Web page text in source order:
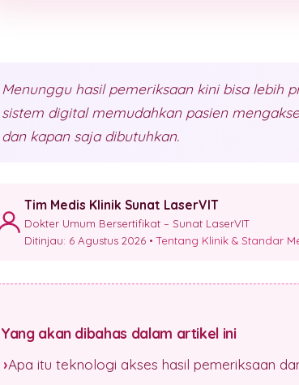
Menunggu hasil pemeriksaan kini bisa lebih
sistem digital memudahkan pasien
dan kapan saja dibutuhkan.
Tim Medis Klinik Sunat LaserVIT
Dokter Umum Bersertifikat – Sunat LaserVIT
Ditinjau: 6 Agustus 2026 •Tentang Klinik & Standar
Yang akan dibahas dalam artikel ini
Apa itu teknologi akses hasil pemeriksaan